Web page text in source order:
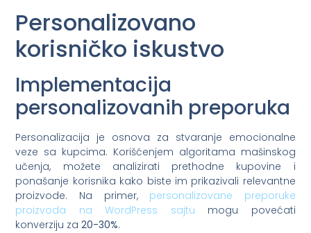
Personalizovano
korisničko iskustvo
Implementacija
personalizovanih preporuka
Personalizacija je osnova za stvaranje emocionalne
veze sa kupcima. Korišćenjem algoritama mašinskog
učenja, možete analizirati prethodne kupovine i
ponašanje korisnika kako biste im prikazivali relevantne
proizvode. Na primer, personalizovane preporuke
proizvoda na WordPress sajtu mogu povećati
konverziju za20-30%.